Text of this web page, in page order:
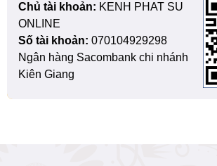
Chủ tài khoản: KENH PHAT SU
ONLINE
Số tài khoản: 070104929298
Ngân hàng Sacombank chi nhánh
Kiên Giang